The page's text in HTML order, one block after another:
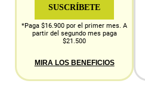
SUSCRÍBETE
*Paga $16.900 por el primer mes. A
partir del segundo mes paga
$21.500
MIRA LOS BENEFICIOS